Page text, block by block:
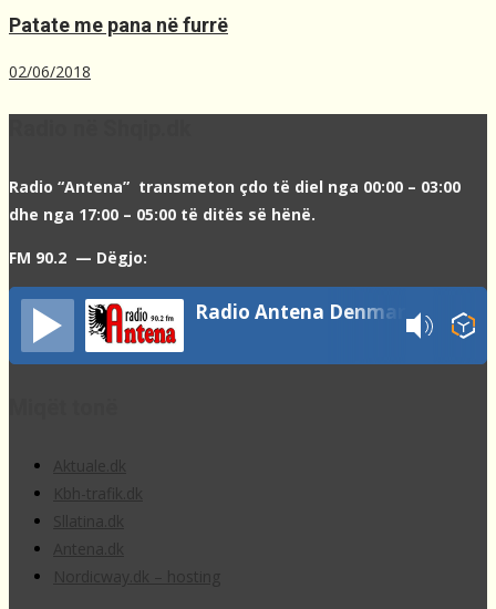
Patate me pana në furrë
02/06/2018
Radio “Antena” transmeton çdo të diel nga 00:00 – 03:00
dhe nga 17:00 – 05:00 të ditës së hënë.
FM 90.2 — Dëgjo:
Radio Antena Denmark